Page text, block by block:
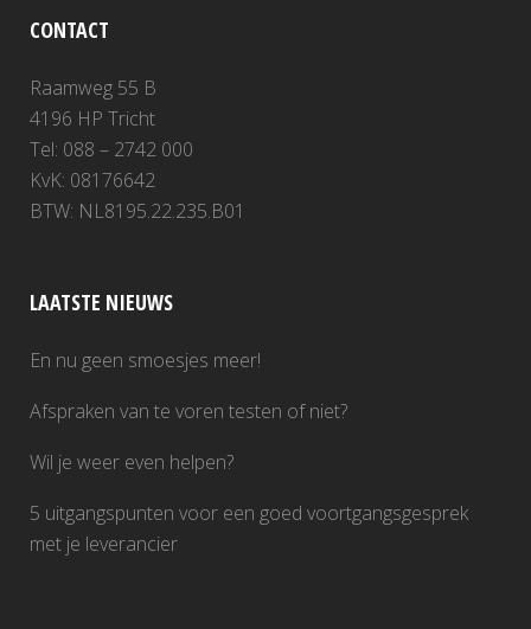
CONTACT
Raamweg 55 B
4196 HP Tricht
Tel: 088 – 2742 000
KvK: 08176642
BTW: NL8195.22.235.B01
LAATSTE NIEUWS
En nu geen smoesjes meer!
Afspraken van te voren testen of niet?
Wil je weer even helpen?
5 uitgangspunten voor een goed voortgangsgesprek
met je leverancier